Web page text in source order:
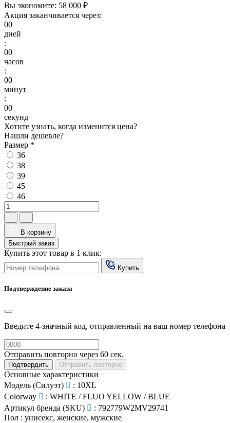
Вы экономите: 58 000 ₽
Акция заканчивается через:
00
дней
:
00
часов
:
00
минут
:
00
секунд
Хотите узнать, когда изменится цена?
Нашли дешевле?
Размер *
36
38
39
45
46
В корзину
Быстрый заказ
Купить этот товар в 1 клик:
Купить
Подтверждение заказа
Введите 4-значный код, отправленный на ваш номер телефона
Отправить повторно через 60 сек.
Подтвердить Отправить повторно
Основные характеристики
Модель (Силуэт)
: 10XL
Colorway
: WHITE / FLUO YELLOW / BLUE
Артикул бренда (SKU)
: 792779W2MV29741
Пол : унисекс, женские, мужские